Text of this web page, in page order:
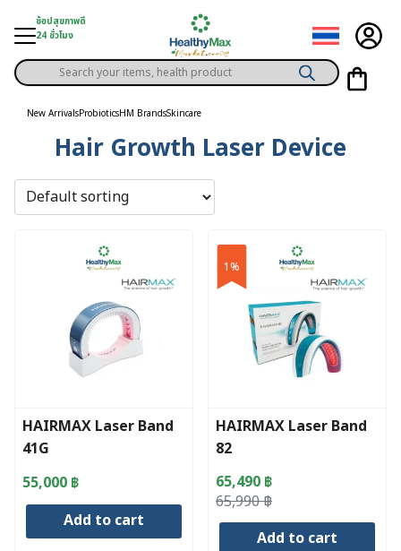
content
ช้อปสุขภาพดี
24 ชั่วโมง
Solution
Privilege
Products
search
New ArrivalsProbioticsHM BrandsSkincare
Hair Growth Laser Device
HAIRMAX Laser Band
41G
55,000 ฿
Add to cart
1%
HAIRMAX Laser Band
82
65,990฿
Original
price
65,490 ฿
Current
price
Add to cart